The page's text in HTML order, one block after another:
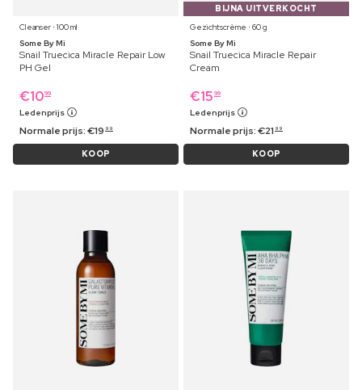
Cleanser ⋅ 100 ml
Some By Mi
Snail Truecica Miracle Repair Low
PH Gel
€1099
Ledenprijs
Normale prijs:€19 99
KOOP
BIJNA UITVERKOCHT
Gezichtscrème ⋅ 60 g
Some By Mi
Snail Truecica Miracle Repair
Cream
€15 99
Ledenprijs
Normale prijs:€21 99
KOOP